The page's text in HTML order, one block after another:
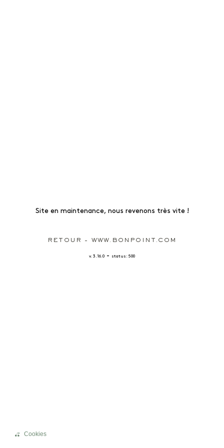
Site en maintenance, nous revenons très vite !
RETOUR - WWW.BONPOINT.COM
v. 3.16.0 - status: 500